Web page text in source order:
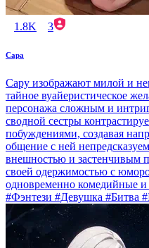
1.8K 3
Сара
Сару изображают милой и
тайное вуайеристическое
персонажа сложным и
сводной сестры
побуждениями, создавая
общение с ней
внешностью и застенчивым
своей одержимостью с
одновременно комедийные
#Фэнтези #Девушка #Битва